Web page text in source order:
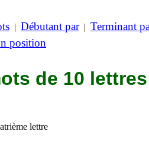
| Débutant par| Terminant
position
de 10
lettre